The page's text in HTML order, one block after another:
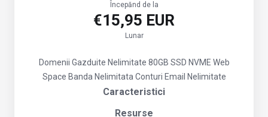
Începănd de la
€15,95 EUR
Lunar
Caracteristici
Resurse
Domenii Gazduite Nelimitate 80GB SSD NVME Web
Space Banda Nelimitata Conturi Email Nelimitate